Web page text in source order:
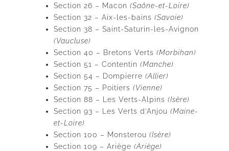
Section 26 – Macon (Saône-et-Loire)
Section 32 – Aix-les-bains (Savoie)
Section 38 – Saint-Saturin-les-Avignon
(Vaucluse)
Section 40 – Bretons Verts (Morbihan)
Section 51 – Contentin (Manche)
Section 54 – Dompierre (Allier)
Section 75 – Poitiers (Vienne)
Section 88 – Les Verts-Alpins (Isère)
Section 93 – Les Verts d’Anjou (Maine-
et-Loire)
Section 100 – Monsterou (Isère)
Section 109 – Ariège (Ariège)